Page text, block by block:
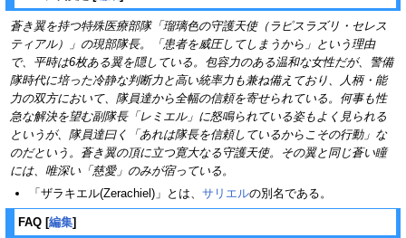
蒼き翼を持つ特殊医療部隊「瑠璃色の守護天使（ラピスラズリ・セレス
ティアル）」の現部隊長。「患者を威圧してしまうから」という理由
で、平時は6枚ある翼を隠している。包容力のある温和な女性だが、警備
隊時代に培った冷静な判断力と高い統率力も兼ね備えており、人柄・能
力の双方において、隊員達から全幅の信頼を寄せられている。何事も性
急な解決を望む副隊長「レミエル」に怒鳴られている姿もよく見られる
というが、隊員達曰く「あれは隊長を信頼しているからこその行動」な
のだという。蒼き翼の頂に立つ寛大なる守護天使。その翼と同じ蒼い瞳
には、唯深い「慈愛」のみが宿っている。
「ザラキエル(Zerachiel)」とは、 サリエルの別名である。
FAQ [編集]